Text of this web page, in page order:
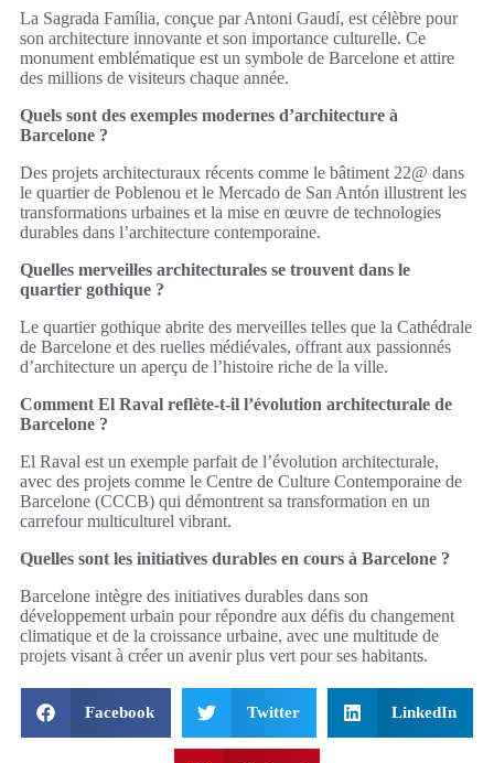
La Sagrada Família, conçue par Antoni Gaudí, est célèbre pour
son architecture innovante et son importance culturelle. Ce
monument emblématique est un symbole de Barcelone et attire
des millions de visiteurs chaque année.
Quels sont des exemples modernes d’architecture à
Barcelone ?
Des projets architecturaux récents comme le bâtiment 22@ dans
le quartier de Poblenou et le Mercado de San Antón illustrent les
transformations urbaines et la mise en œuvre de technologies
durables dans l’architecture contemporaine.
Quelles merveilles architecturales se trouvent dans le
quartier gothique ?
Le quartier gothique abrite des merveilles telles que la Cathédrale
de Barcelone et des ruelles médiévales, offrant aux passionnés
d’architecture un aperçu de l’histoire riche de la ville.
Comment El Raval reflète-t-il l’évolution architecturale de
Barcelone ?
El Raval est un exemple parfait de l’évolution architecturale,
avec des projets comme le Centre de Culture Contemporaine de
Barcelone (CCCB) qui démontrent sa transformation en un
carrefour multiculturel vibrant.
Quelles sont les initiatives durables en cours à Barcelone ?
Barcelone intègre des initiatives durables dans son
développement urbain pour répondre aux défis du changement
climatique et de la croissance urbaine, avec une multitude de
projets visant à créer un avenir plus vert pour ses habitants.
Facebook Twitter LinkedIn